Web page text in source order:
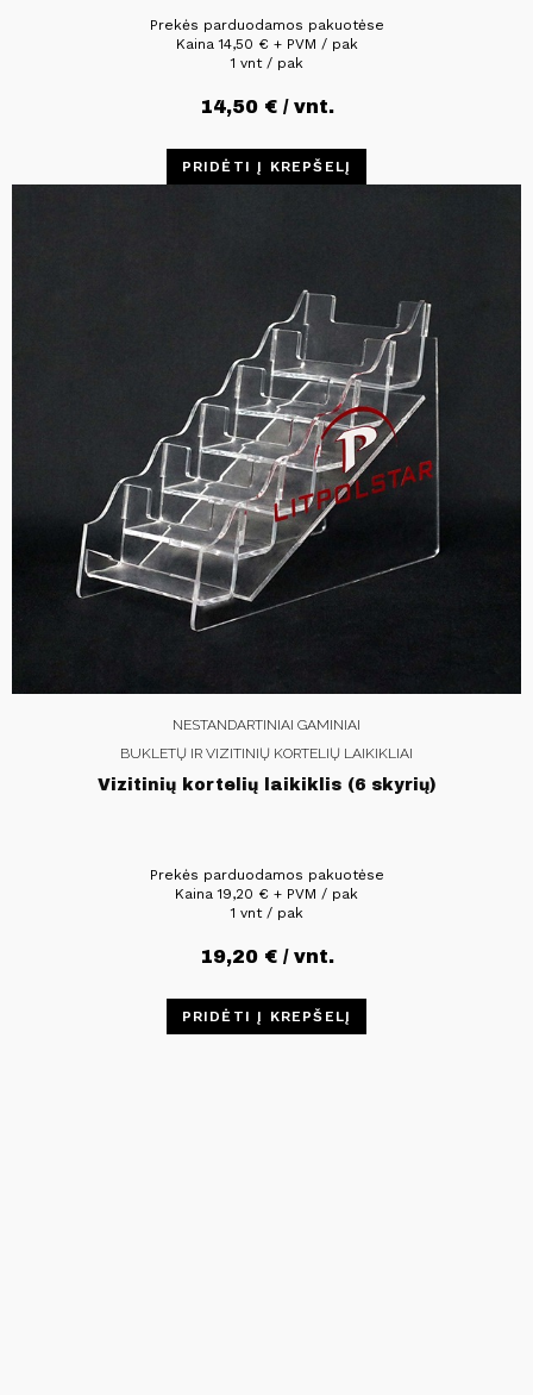
Prekės parduodamos pakuotėse
Kaina14,50 €+ PVM / pak
1 vnt / pak
14,50 €/ vnt.
PRIDĖTI Į KREPŠELĮ
NESTANDARTINIAI GAMINIAI
BUKLETŲ IR VIZITINIŲ KORTELIŲ LAIKIKLIAI
Vizitinių kortelių laikiklis (6 skyrių)
Prekės parduodamos pakuotėse
Kaina19,20 € + PVM / pak
1 vnt / pak
19,20 €/ vnt.
PRIDĖTI Į KREPŠELĮ